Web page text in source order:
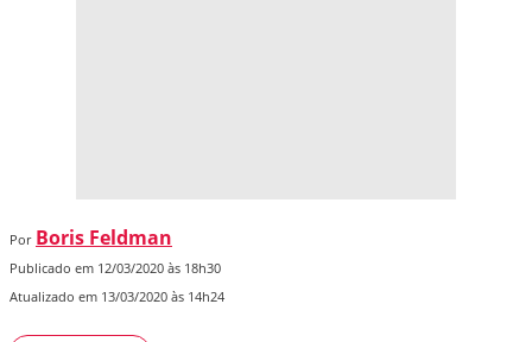
Por Boris Feldman
Publicado em 12/03/2020 às 18h30
Atualizado em 13/03/2020 às 14h24